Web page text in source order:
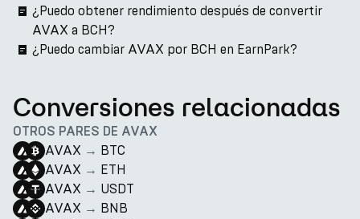
¿Puedo obtener rendimiento después de convertir
AVAX a BCH?
¿Puedo cambiar AVAX por BCH en EarnPark?
Conversiones relacionadas
OTROS PARES DE AVAX
AVAX → BTC
AVAX → ETH
AVAX → USDT
AVAX → BNB